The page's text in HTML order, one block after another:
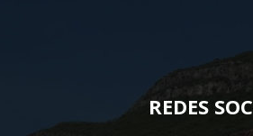
REDES